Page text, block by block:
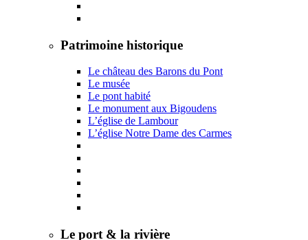
Patrimoine historique
Le château des Barons du Pont
Le musée
Le pont habité
Le monument aux Bigoudens
L’église de Lambour
L’église Notre Dame des Carmes
Le port & la rivière